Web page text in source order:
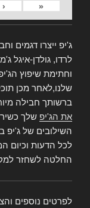
«
‹
ג'יפ ייצרו דגמים
לרדו, גולדן-איגל
וחתימת שיפוץ
שלנו,לאחר מכן
ברשותך חבילה
את הג'יפ שלך
השילובים של ג'יפ
לכל הדעות וכיום
החלטה לשחזר
לפרטים נוספים